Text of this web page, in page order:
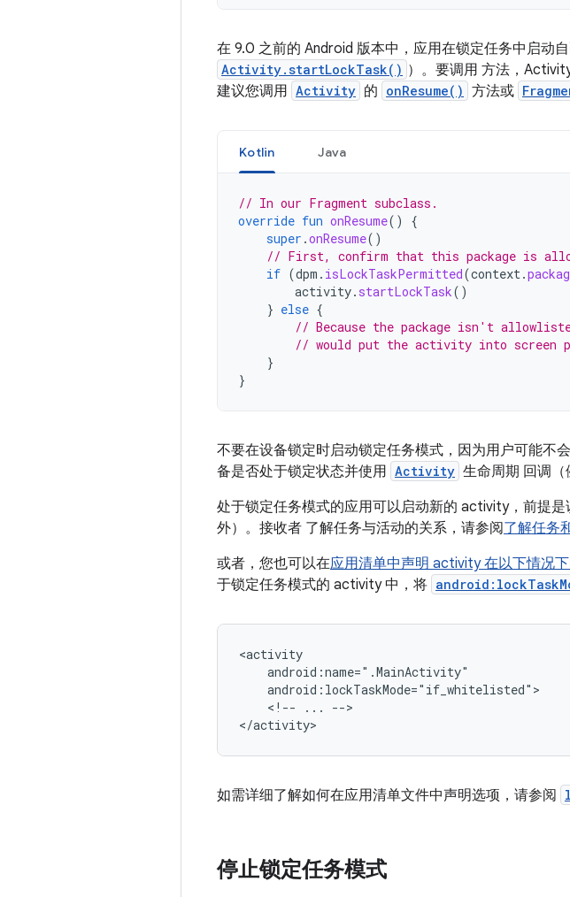
在 9.0 之前的 Android 版本中，应用在锁定任务中启动
Activity.startLockTask() ）。要调用 方法，
建议您调用 Activity 的 onResume() 方法或
Kotlin Java
// In our Fragment subclass.
override fun onResume()
{
super .onResume()
// First, confirm that this package is
if (dpm . isLockTaskPermitted(context.
activity. startLockTask()
} else {
// Because the package isn't
// would put the activity into screen
}
}
不要在设备锁定时启动锁定任务模式，因为用户可能不
备是否处于锁定状态并使用 Activity 生命周期 回调
处于锁定任务模式的应用可以启动新的 activity，前提
外）。接收者 了解任务与活动的关系，请参阅了解任务
或者，您也可以在应用清单中声明 activity 在以下情况
于锁定任务模式的 activity 中，将
<!--
...
-->
如需详细了解如何在应用清单文件中声明选项，请参阅
停止锁定任务模式